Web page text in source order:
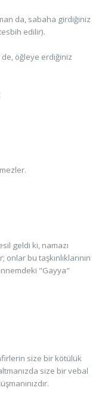
da, sabaha girdiğiniz
edilir).
öğleye erdiğiniz
geldi ki, namazı
bu taşkınlıklarının
"Gayya"
size bir kötülük
size bir vebal